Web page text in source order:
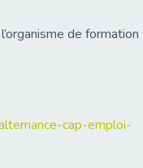
de formation
cap-emploi-